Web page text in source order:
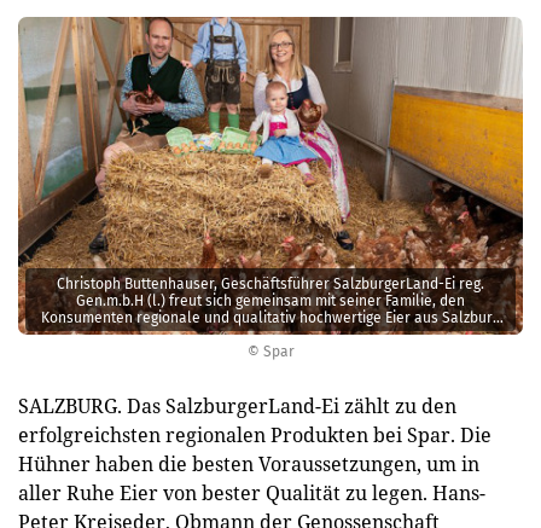
© Spar
Christoph Buttenhauser, Geschäftsführer SalzburgerLand-Ei reg.
Gen.m.b.H (l.) freut sich gemeinsam mit seiner Familie, den
Konsumenten regionale und qualitativ hochwertige Eier aus Salzburg
anbieten zu können.
SALZBURG. Das SalzburgerLand-Ei zählt zu den
erfolgreichsten regionalen Produkten bei Spar. Die
Hühner haben die besten Voraussetzungen, um in
aller Ruhe Eier von bester Qualität zu legen. Hans-
Peter Kreiseder, Obmann der Genossenschaft